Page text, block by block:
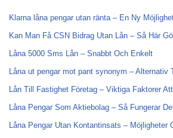
Klarna låna pengar utan ränta – En Ny
Kan Man Få CSN Bidrag Utan Lån – Så Här
Låna 5000 Sms Lån – Snabbt Och Enkelt
Låna ut pengar mot pant synonym – Alternativ
Lån Till Fastighet Företag – Viktiga Faktorer
Låna Pengar Som Aktiebolag – Så Fungerar
Låna Pengar Utan Kontantinsats – Möjligheter